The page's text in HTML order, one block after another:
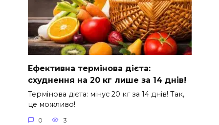
Ефективна термінова дієта:
схуднення на 20 кг лише за 14 днів!
Термінова дієта: мінус 20 кг за 14 днів! Так,
це можливо!
0 3